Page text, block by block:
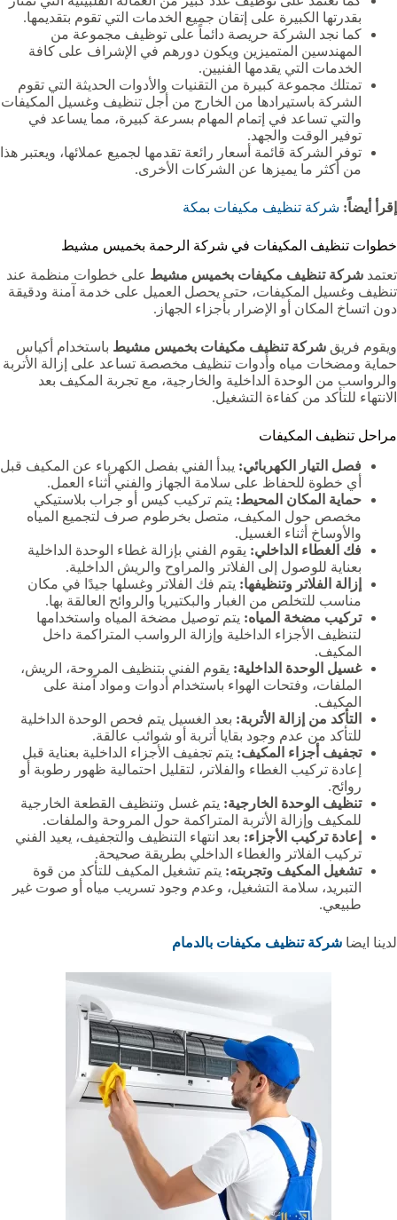
بقدرتها الكبيرة على إتقان جميع الخدمات التي تقوم بتقديمها.
كما نجد الشركة حريصة دائماً على توظيف مجموعة من
المهندسين المتميزين ويكون دورهم في الإشراف على كافة
الخدمات التي يقدمها الفنيين.
تمتلك مجموعة كبيرة من التقنيات والأدوات الحديثة التي تقوم
الشركة باستيرادها من الخارج من أجل تنظيف وغسيل المكيفات
والتي تساعد في إتمام المهام بسرعة كبيرة، مما يساعد في
توفير الوقت والجهد.
توفر الشركة قائمة أسعار رائعة تقدمها لجميع عملائها، ويعتبر هذا
من أكثر ما يميزها عن الشركات الأخرى.
إقرأ أيضاً: شركة تنظيف مكيفات بمكة
خطوات تنظيف المكيفات في شركة الرحمة بخميس مشيط
تعتمد شركة تنظيف مكيفات بخميس مشيط على خطوات منظمة عند
تنظيف وغسيل المكيفات، حتى يحصل العميل على خدمة آمنة ودقيقة
دون اتساخ المكان أو الإضرار بأجزاء الجهاز.
ويقوم فريق شركة تنظيف مكيفات بخميس مشيط باستخدام أكياس
حماية ومضخات مياه وأدوات تنظيف مخصصة تساعد على إزالة الأتربة
والرواسب من الوحدة الداخلية والخارجية، مع تجربة المكيف بعد
الانتهاء للتأكد من كفاءة التشغيل.
مراحل تنظيف المكيفات
فصل التيار الكهربائي: يبدأ الفني بفصل الكهرباء عن المكيف قبل
أي خطوة للحفاظ على سلامة الجهاز والفني أثناء العمل.
حماية المكان المحيط: يتم تركيب كيس أو جراب بلاستيكي
مخصص حول المكيف، متصل بخرطوم صرف لتجميع المياه
والأوساخ أثناء الغسيل.
فك الغطاء الداخلي: يقوم الفني بإزالة غطاء الوحدة الداخلية
بعناية للوصول إلى الفلاتر والمراوح والريش الداخلية.
إزالة الفلاتر وتنظيفها: يتم فك الفلاتر وغسلها جيدًا في مكان
مناسب للتخلص من الغبار والبكتيريا والروائح العالقة بها.
تركيب مضخة المياه: يتم توصيل مضخة المياه واستخدامها
لتنظيف الأجزاء الداخلية وإزالة الرواسب المتراكمة داخل
المكيف.
غسيل الوحدة الداخلية: يقوم الفني بتنظيف المروحة، الريش،
الملفات، وفتحات الهواء باستخدام أدوات ومواد آمنة على
المكيف.
التأكد من إزالة الأتربة: بعد الغسيل يتم فحص الوحدة الداخلية
للتأكد من عدم وجود بقايا أتربة أو شوائب عالقة.
تجفيف أجزاء المكيف: يتم تجفيف الأجزاء الداخلية بعناية قبل
إعادة تركيب الغطاء والفلاتر، لتقليل احتمالية ظهور رطوبة أو
روائح.
تنظيف الوحدة الخارجية: يتم غسل وتنظيف القطعة الخارجية
للمكيف وإزالة الأتربة المتراكمة حول المروحة والملفات.
إعادة تركيب الأجزاء: بعد انتهاء التنظيف والتجفيف، يعيد الفني
تركيب الفلاتر والغطاء الداخلي بطريقة صحيحة.
تشغيل المكيف وتجربته: يتم تشغيل المكيف للتأكد من قوة
التبريد، سلامة التشغيل، وعدم وجود تسريب مياه أو صوت غير
طبيعي.
لدينا ايضا شركة تنظيف مكيفات بالدمام